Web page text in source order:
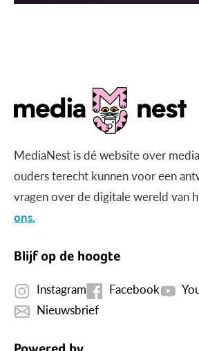
maken én gebruiken. Maar wat is
MediaNest is dé website over
ouders terecht kunnen voor een
vragen over de digitale wereld van
ons.
Blijf op de hoogte
Instagram Facebook
Nieuwsbrief